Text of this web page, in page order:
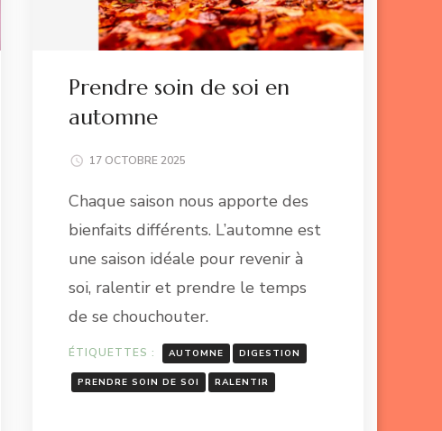
Prendre soin de soi en
automne
17 OCTOBRE 2025
Chaque saison nous apporte des
bienfaits différents. L’automne est
une saison idéale pour revenir à
soi, ralentir et prendre le temps
de se chouchouter.
ÉTIQUETTES : AUTOMNE DIGESTION
PRENDRE SOIN DE SOI RALENTIR